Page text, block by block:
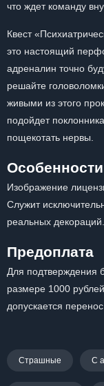
что ждет команду
Квест
это настоящий
адреналин точно
решайте
живыми из этого
подойдет
пощекотать нервы.
Особенности
Изображение
Служит
реальных декораций.
Предоплата
Для подтверждения
размере 1000
допускается
Страшные С